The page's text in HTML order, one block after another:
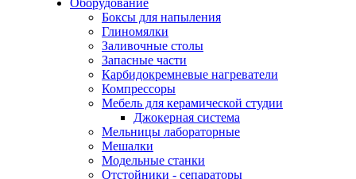
Оборудование
Боксы для напыления
Глиномялки
Заливочные столы
Запасные части
Карбидокремневые нагреватели
Компрессоры
Мебель для керамической студии
Джокерная система
Мельницы лабораторные
Мешалки
Модельные станки
Отстойники - сепараторы